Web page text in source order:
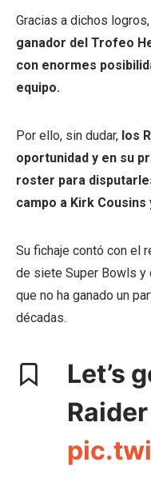
Gracias a dichos logros,
ganador del Trofeo
con enormes
equipo.
Por ello, sin dudar, los
oportunidad y en su
roster para
campo a Kirk Cousins
Su fichaje contó con el
de siete Super Bowls y
que no ha ganado un
décadas.
Let’s